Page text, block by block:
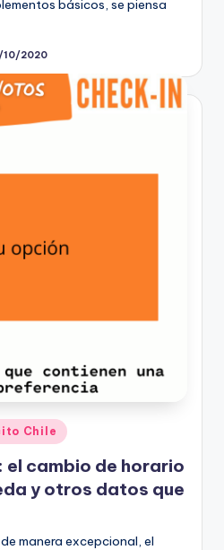
básicos, se piensa
10/2020
Chile
cambio de horario
y otros datos que
manera excepcional, el